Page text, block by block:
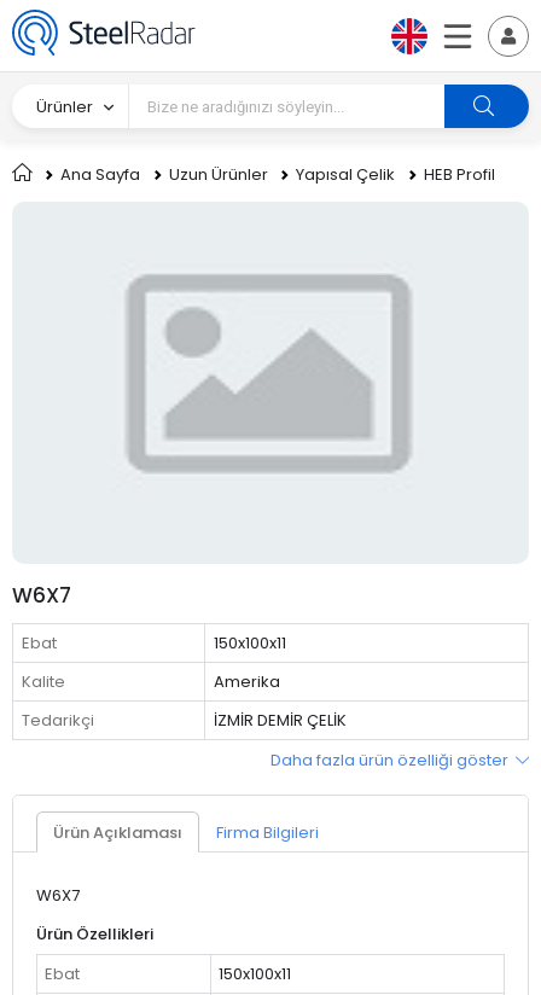
Ürünler
Ana Sayfa Uzun Ürünler Yapısal Çelik HEB Profil
W6X7
Ebat
150x100x11
Kalite
Amerika
Tedarikçi
İZMİR DEMİR ÇELİK
Daha fazla ürün özelliği göster
Ürün Açıklaması Firma Bilgileri
W6X7
Ürün Özellikleri
Ebat
150x100x11